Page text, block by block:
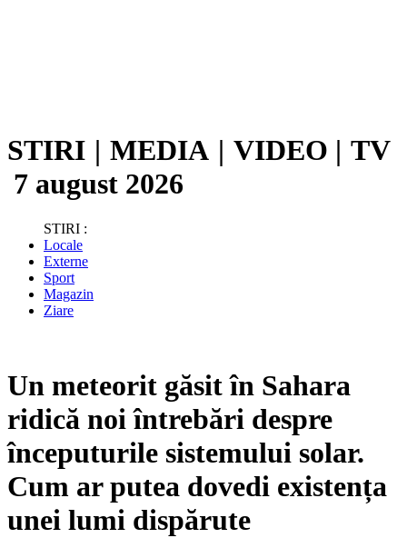
STIRI | MEDIA | VIDEO | TV
7 august 2026
STIRI :
Locale
Externe
Sport
Magazin
Ziare
Un meteorit găsit în Sahara
ridică noi întrebări despre
începuturile sistemului solar.
Cum ar putea dovedi existența
unei lumi dispărute